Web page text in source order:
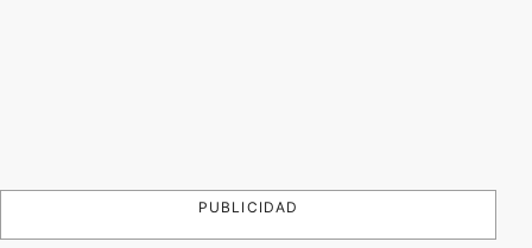
PUBLICIDAD